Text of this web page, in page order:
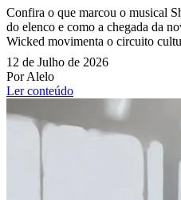
Confira o que marcou o musical
do elenco e como a chegada da
Wicked movimenta o circuito
12 de Julho de 2026
Por Alelo
Ler conteúdo